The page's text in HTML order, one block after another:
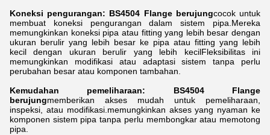
Koneksi pengurangan: BS4504 Flange berujungcocok untuk
membuat koneksi pengurangan dalam sistem pipa.Mereka
memungkinkan koneksi pipa atau fitting yang lebih besar dengan
ukuran berulir yang lebih besar ke pipa atau fitting yang lebih
kecil dengan ukuran berulir yang lebih kecilFleksibilitas ini
memungkinkan modifikasi atau adaptasi sistem tanpa perlu
perubahan besar atau komponen tambahan.
Kemudahan pemeliharaan: BS4504 Flange
berujungmemberikan akses mudah untuk pemeliharaan,
inspeksi, atau modifikasi.memungkinkan akses yang nyaman ke
komponen sistem pipa tanpa perlu membongkar atau memotong
pipa.